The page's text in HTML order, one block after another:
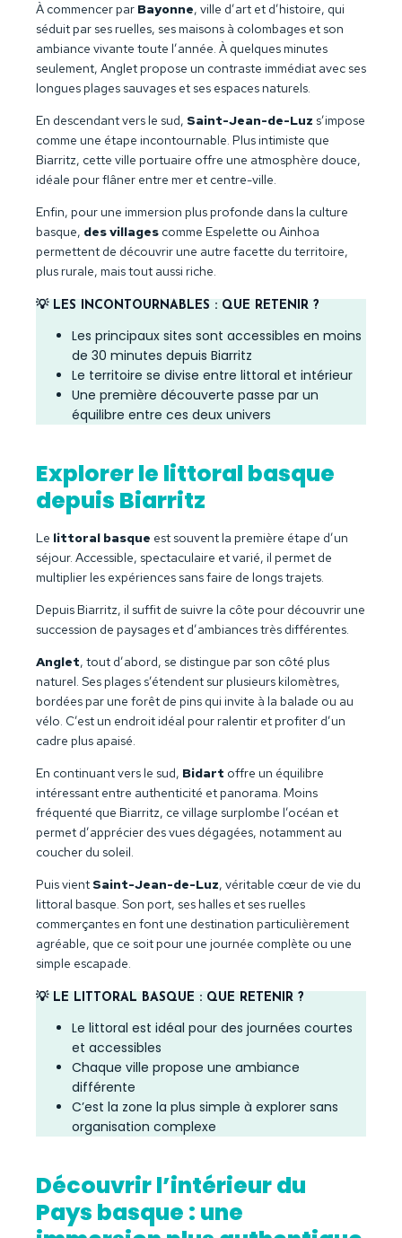
À commencer par Bayonne, ville d’art et d’histoire, qui
séduit par ses ruelles, ses maisons à colombages et son
ambiance vivante toute l’année. À quelques minutes
seulement, Anglet propose un contraste immédiat avec ses
longues plages sauvages et ses espaces naturels.
En descendant vers le sud, Saint-Jean-de-Luz s’impose
comme une étape incontournable. Plus intimiste que
Biarritz, cette ville portuaire offre une atmosphère douce,
idéale pour flâner entre mer et centre-ville.
Enfin, pour une immersion plus profonde dans la culture
basque, des villages comme Espelette ou Ainhoa
permettent de découvrir une autre facette du territoire,
plus rurale, mais tout aussi riche.
💡 LES INCONTOURNABLES : QUE RETENIR ?
Les principaux sites sont accessibles en moins
de 30 minutes depuis Biarritz
Le territoire se divise entre littoral et intérieur
Une première découverte passe par un
équilibre entre ces deux univers
Explorer le littoral basque
depuis Biarritz
Le littoral basque est souvent la première étape d’un
séjour. Accessible, spectaculaire et varié, il permet de
multiplier les expériences sans faire de longs trajets.
Depuis Biarritz, il suffit de suivre la côte pour découvrir une
succession de paysages et d’ambiances très différentes.
Anglet, tout d’abord, se distingue par son côté plus
naturel. Ses plages s’étendent sur plusieurs kilomètres,
bordées par une forêt de pins qui invite à la balade ou au
vélo. C’est un endroit idéal pour ralentir et profiter d’un
cadre plus apaisé.
En continuant vers le sud, Bidart offre un équilibre
intéressant entre authenticité et panorama. Moins
fréquenté que Biarritz, ce village surplombe l’océan et
permet d’apprécier des vues dégagées, notamment au
coucher du soleil.
Puis vient Saint-Jean-de-Luz, véritable cœur de vie du
littoral basque. Son port, ses halles et ses ruelles
commerçantes en font une destination particulièrement
agréable, que ce soit pour une journée complète ou une
simple escapade.
💡 LE LITTORAL BASQUE : QUE RETENIR ?
Le littoral est idéal pour des journées courtes
et accessibles
Chaque ville propose une ambiance
différente
C’est la zone la plus simple à explorer sans
organisation complexe
Découvrir l’intérieur du
Pays basque : une